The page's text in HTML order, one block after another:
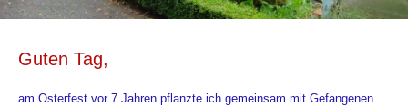
Guten Tag,
am Osterfest vor 7 Jahren pflanzte ich gemeinsam mit Gefangenen